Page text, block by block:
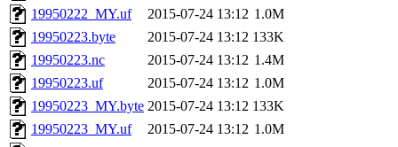
19950222_MY.uf
2015-07-24 13:12 1.0M
19950223.byte
2015-07-24 13:12 133K
19950223.nc
2015-07-24 13:12 1.4M
19950223.uf
2015-07-24 13:12 1.0M
19950223_MY.byte 2015-07-24 13:12 133K
19950223_MY.uf
2015-07-24 13:12 1.0M